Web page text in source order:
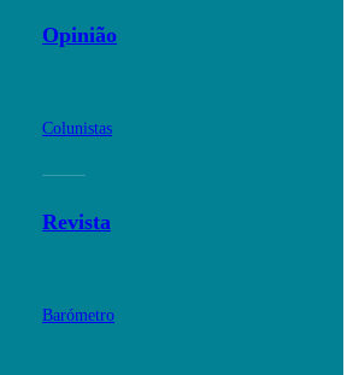
Opinião
Colunistas
Revista
Barómetro